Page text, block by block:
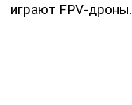
играют FPV-дроны.